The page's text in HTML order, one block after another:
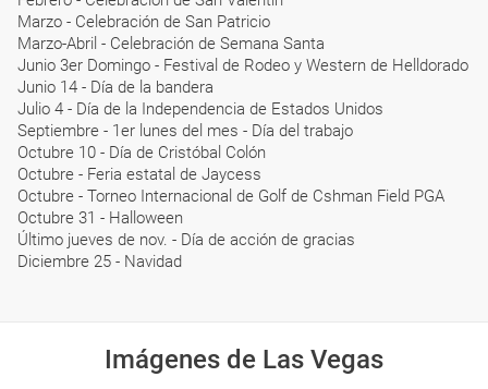
Marzo - Celebración de San Patricio
Marzo-Abril - Celebración de Semana Santa
Junio 3er Domingo - Festival de Rodeo y Western de Helldorado
Junio 14 - Día de la bandera
Julio 4 - Día de la Independencia de Estados Unidos
Septiembre - 1er lunes del mes - Día del trabajo
Octubre 10 - Día de Cristóbal Colón
Octubre - Feria estatal de Jaycess
Octubre - Torneo Internacional de Golf de Cshman Field PGA
Octubre 31 - Halloween
Último jueves de nov. - Día de acción de gracias
Diciembre 25 - Navidad
Imágenes de Las Vegas